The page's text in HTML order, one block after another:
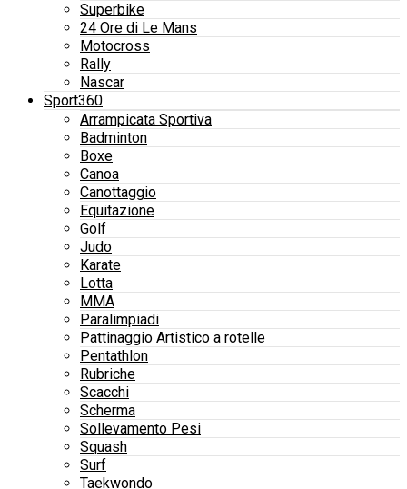
Superbike
24 Ore di Le Mans
Motocross
Rally
Nascar
Sport360
Arrampicata Sportiva
Badminton
Boxe
Canoa
Canottaggio
Equitazione
Golf
Judo
Karate
Lotta
MMA
Paralimpiadi
Pattinaggio Artistico a rotelle
Pentathlon
Rubriche
Scacchi
Scherma
Sollevamento Pesi
Squash
Surf
Taekwondo